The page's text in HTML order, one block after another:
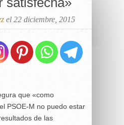
el 22 diciembre, 2015
que «como
PSOE-M no puedo estar
de las